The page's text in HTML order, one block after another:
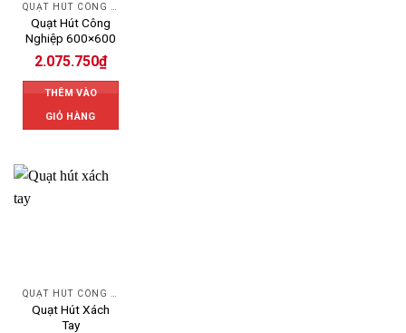
Quạt Hút Công
Nghiệp 600×600
2.075.750₫
THÊM VÀO
GIỎ HÀNG
Quạt Hút Xách
Tay